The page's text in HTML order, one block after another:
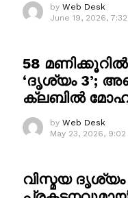
by Web Desk
June 19, 2026,
58
‘ദൃശ്യം 3’;
ക്ലബിൽ
by Web Desk
May 23, 2026, 9:02
വിസ്മയ